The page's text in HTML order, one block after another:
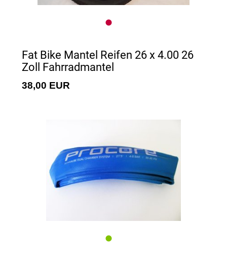
Fat Bike Mantel Reifen 26 x 4.00 26
Zoll Fahrradmantel
38,00 EUR